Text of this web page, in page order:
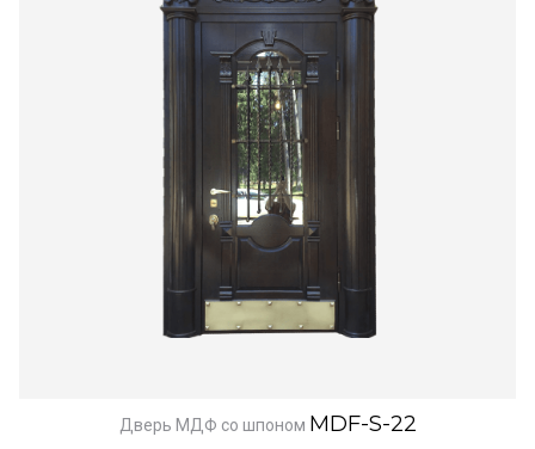
Дверь МДФ со шпоном MDF-S-22